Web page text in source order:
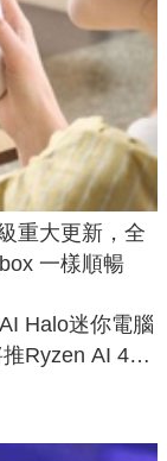
重大更新，全
一樣順暢
Halo迷你電腦
Ryzen AI 400
級版